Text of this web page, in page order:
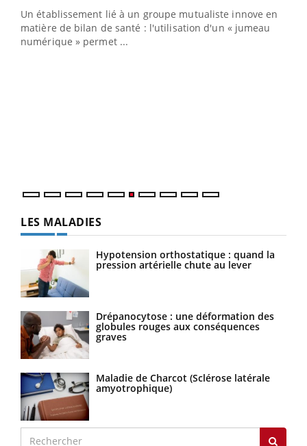
Un établissement lié à un groupe mutualiste innove en
matière de bilan de santé : l'utilisation d'un « jumeau
numérique » permet ...
LES MALADIES
Hypotension orthostatique : quand la
pression artérielle chute au lever
Drépanocytose : une déformation des
globules rouges aux conséquences
graves
Maladie de Charcot (Sclérose latérale
amyotrophique)